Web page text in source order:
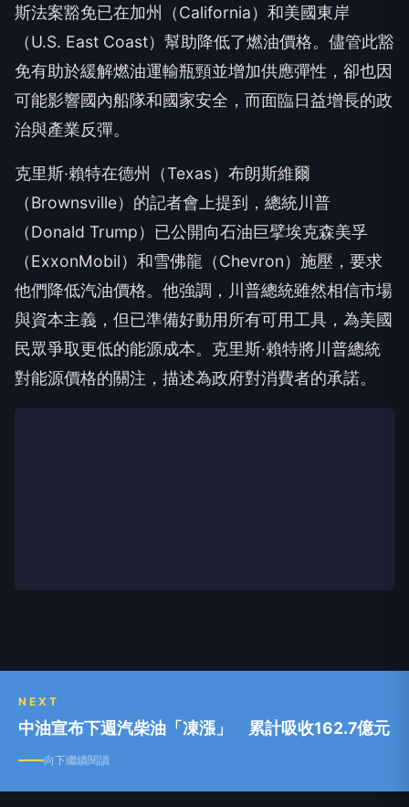
斯法案豁免已在加州（California）和美國東岸
（U.S. East Coast）幫助降低了燃油價格。儘管此豁
免有助於緩解燃油運輸瓶頸並增加供應彈性，卻也因
可能影響國內船隊和國家安全，而面臨日益增長的政
治與產業反彈。
克里斯·賴特在德州（Texas）布朗斯維爾
（Brownsville）的記者會上提到，總統川普
（Donald Trump）已公開向石油巨擘埃克森美孚
（ExxonMobil）和雪佛龍（Chevron）施壓，要求
他們降低汽油價格。他強調，川普總統雖然相信市場
與資本主義，但已準備好動用所有可用工具，為美國
民眾爭取更低的能源成本。克里斯·賴特將川普總統
對能源價格的關注，描述為政府對消費者的承諾。
NEXT
中油宣布下週汽柴油「凍漲」 累計吸收162.7億元
向下繼續閱讀